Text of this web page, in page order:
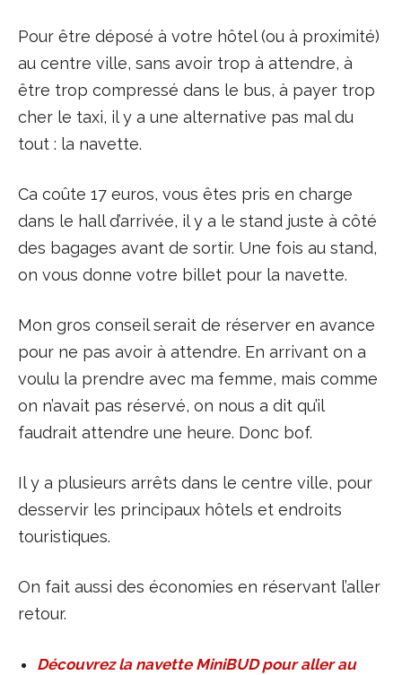
Pour être déposé à votre hôtel (ou à proximité)
au centre ville, sans avoir trop à attendre, à
être trop compressé dans le bus, à payer trop
cher le taxi, il y a une alternative pas mal du
tout : la navette.
Ca coûte 17 euros, vous êtes pris en charge
dans le hall d’arrivée, il y a le stand juste à côté
des bagages avant de sortir. Une fois au stand,
on vous donne votre billet pour la navette.
Mon gros conseil serait de réserver en avance
pour ne pas avoir à attendre. En arrivant on a
voulu la prendre avec ma femme, mais comme
on n’avait pas réservé, on nous a dit qu’il
faudrait attendre une heure. Donc bof.
Il y a plusieurs arrêts dans le centre ville, pour
desservir les principaux hôtels et endroits
touristiques.
On fait aussi des économies en réservant l’aller
retour.
Découvrez la navette MiniBUD pour aller au